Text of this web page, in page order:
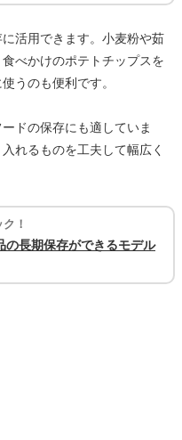
活用できます。小麦粉や茹
べかけのポテトチップスを
うのも便利です。
ドの保存にも適していま
れるものを工夫して幅広く
！
の長期保存ができるモデル